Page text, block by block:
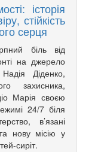
історія
стійкість
серця
біль від
на джерело
Діденко,
захисника,
Марія своєю
24/7 біля
в’язані
нову місію у
сиріт.